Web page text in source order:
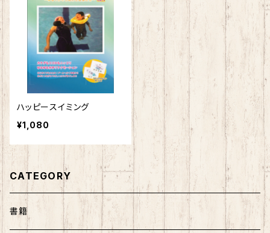
ハッピースイミング
¥1,080
CATEGORY
書籍